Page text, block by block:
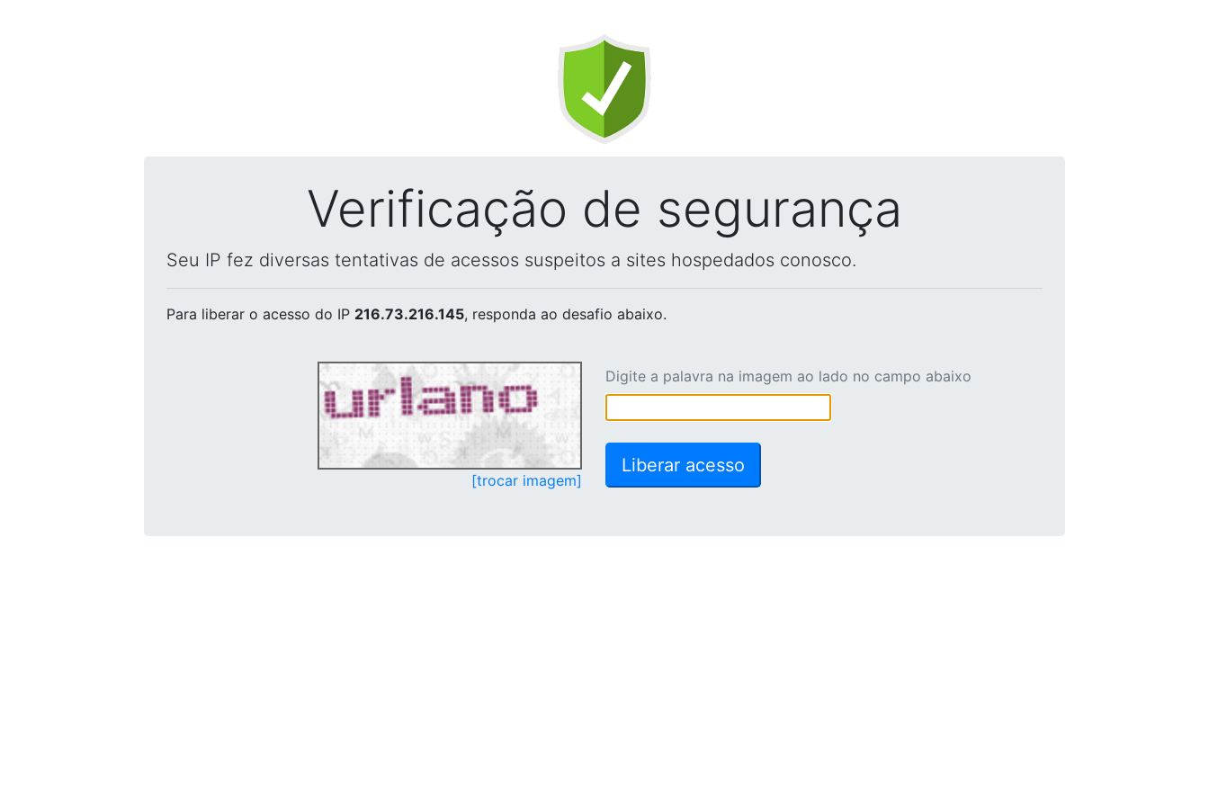
Verificação de segurança
Seu IP fez diversas tentativas de acessos suspeitos a sites hospedados conosco.
Para liberar o acesso do IP 216.73.216.145, responda ao desafio abaixo.
[trocar imagem]
Digite a palavra na imagem ao lado no campo abaixo